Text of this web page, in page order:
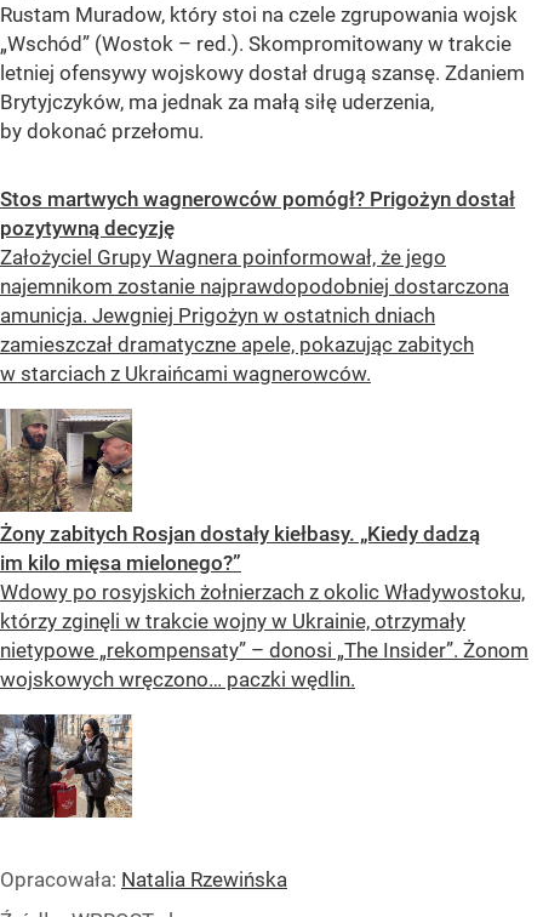
Rustam Muradow, który stoi na czele zgrupowania wojsk
„Wschód” (Wostok – red.). Skompromitowany w trakcie
letniej ofensywy wojskowy dostał drugą szansę. Zdaniem
Brytyjczyków, ma jednak za małą siłę uderzenia,
by dokonać przełomu.
Stos martwych wagnerowców pomógł? Prigożyn dostał
pozytywną decyzję
Założyciel Grupy Wagnera poinformował, że jego
najemnikom zostanie najprawdopodobniej dostarczona
amunicja. Jewgniej Prigożyn w ostatnich dniach
zamieszczał dramatyczne apele, pokazując zabitych
w starciach z Ukraińcami wagnerowców.
Żony zabitych Rosjan dostały kiełbasy. „Kiedy dadzą
im kilo mięsa mielonego?”
Wdowy po rosyjskich żołnierzach z okolic Władywostoku,
którzy zginęli w trakcie wojny w Ukrainie, otrzymały
nietypowe „rekompensaty” – donosi „The Insider”. Żonom
wojskowych wręczono… paczki wędlin.
Opracowała: Natalia Rzewińska